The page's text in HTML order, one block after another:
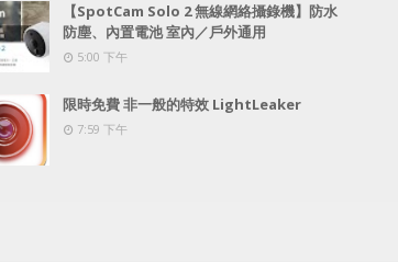
【SpotCam Solo 2 無線網絡攝錄機】防水
防塵、內置電池 室內／戶外通用
5:00 下午
限時免費 非一般的特效 LightLeaker
7:59 下午